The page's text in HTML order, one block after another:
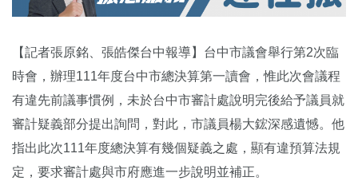
【記者張原銘、張皓傑台中報導】台中市議會舉行第2次臨
時會，辦理111年度台中市總決算第一讀會，惟此次會議程
有違先前議事慣例，未於台中市審計處說明完後給予議員就
審計疑義部分提出詢問，對此，市議員楊大鋐深感遺憾。他
指出此次111年度總決算有幾個疑義之處，顯有違預算法規
定，要求審計處與市府應進一步說明並補正。